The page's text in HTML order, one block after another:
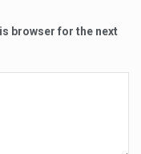
browser for the next